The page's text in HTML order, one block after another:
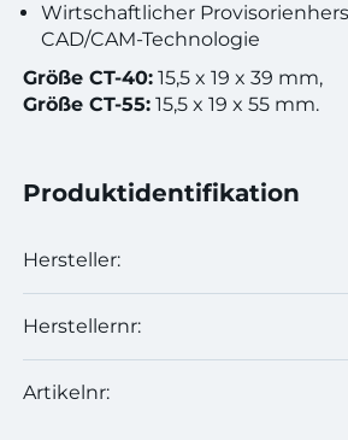
Wirtschaftlicher
CAD/CAM-Technologie
Größe CT-40: 15,5 x 19 x 39 mm,
Größe CT-55: 15,5 x 19 x 55 mm.
Produktidentifikation
Hersteller:
Herstellernr:
Artikelnr: